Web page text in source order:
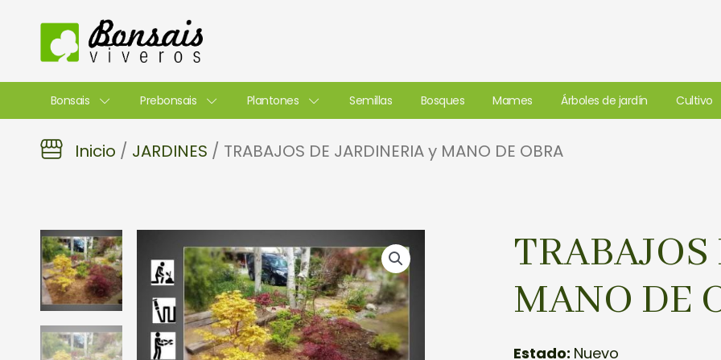
contenido
Bonsais Prebonsais Plantones Semillas Bosques Mames Árboles de jardín Cultivo
Inicio / JARDINES / TRABAJOS DE JARDINERIA y MANO DE OBRA
MANO DE
Estado: Nuevo